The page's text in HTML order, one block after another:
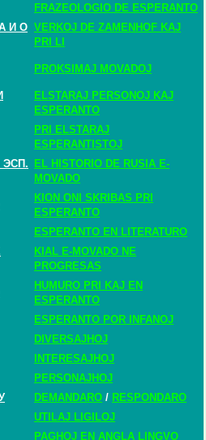
FRAZEOLOGIO DE ESPERANTO
И О VERKOJ DE ZAMENHOF KAJ
PRI LI
PROKSIMAJ MOVADOJ
ELSTARAJ PERSONOJ KAJ
ESPERANTO
PRI ELSTARAJ
ESPERANTISTOJ
ЭСП.
EL HISTORIO DE RUSIA E-
MOVADO
KION ONI SKRIBAS PRI
ESPERANTO
ESPERANTO EN LITERATURO
KIAL E-MOVADO NE
PROGRESAS
HUMURO PRI KAJ EN
ESPERANTO
ESPERANTO POR INFANOJ
DIVERSAJHOJ
INTERESAJHOJ
PERSONAJHOJ
DEMANDARO / RESPONDARO
UTILAJ LIGILOJ
PAGHOJ EN ANGLA LINGVO